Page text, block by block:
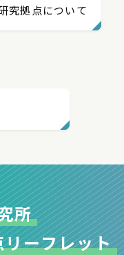
究拠点について
所
リーフレット